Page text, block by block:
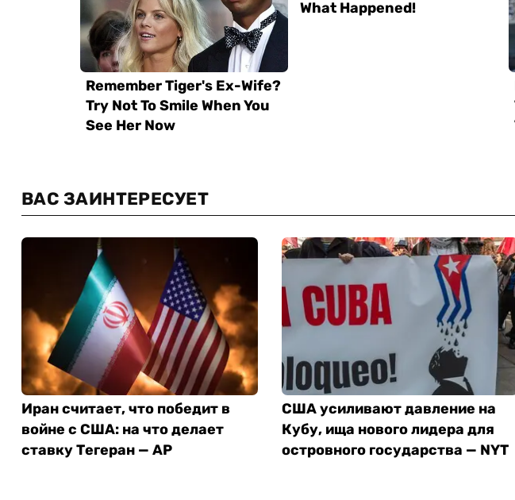
ВАС ЗАИНТЕРЕСУЕТ
Иран считает, что победит в
войне с США: на что делает
ставку Тегеран — AP
США усиливают давление на
Кубу, ища нового лидера для
островного государства — NYT